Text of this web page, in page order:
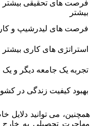
فرصت های تحقیقی بیشتر
بیشتر
فرصت های لیدرشیپ و
استراتژی های کاری
تجربه یک جامعه دیگر و
بهبود کیفیت زندگی در
همچنین، می توانید دلایل
مهاجرت تحصیلی به خارج